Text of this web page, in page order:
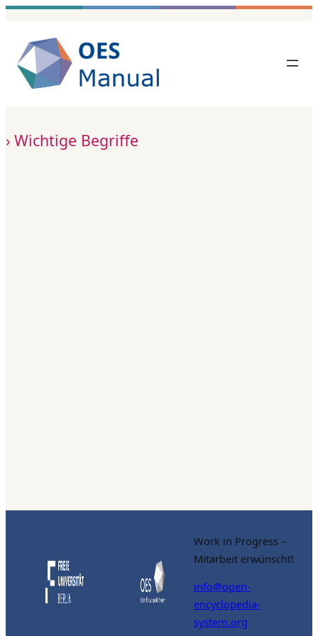
Zum
springen
Wichtige Begriffe
Work in Progress –
Mitarbeit erwünscht!
info@open-
encyclopedia-
system.org